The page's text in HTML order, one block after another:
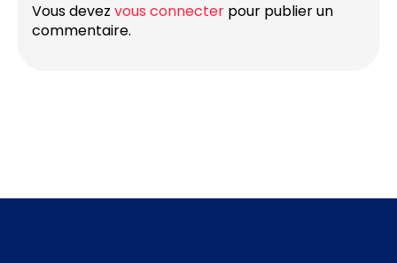
Vous devez vous connecter pour publier un
commentaire.